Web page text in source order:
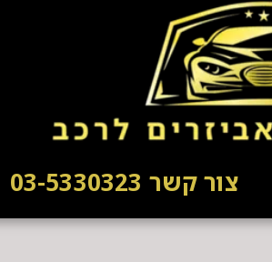
צור קשר 03-5330323